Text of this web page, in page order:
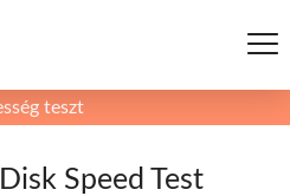
teszt
Speed ​​Test